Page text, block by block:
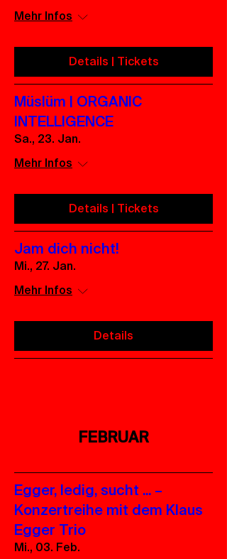
Mehr Infos
Details | Tickets
Müslüm | ORGANIC
INTELLIGENCE
Sa., 23. Jan.
Mehr Infos
Details | Tickets
Jam dich nicht!
Mi., 27. Jan.
Mehr Infos
Details
FEBRUAR
Egger, ledig, sucht ... –
Konzertreihe mit dem Klaus
Egger Trio
Mi., 03. Feb.